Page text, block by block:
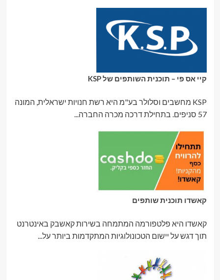
קיי אס פי – תוכנית השותפים של KSP
KSP מחשבים וסלולר בע"מ היא רשת חנויות ישראלית, המונה
57 סניפים. בתחילת דרכה מכרה החברה...
קאשדו תוכנית שותפים
קאשדו היא פלטפורמה המתמחה בשירות קאשבק באינטרנט
תוך דגש על יישום הטכונולוגיות המתקדמות ביותר על...